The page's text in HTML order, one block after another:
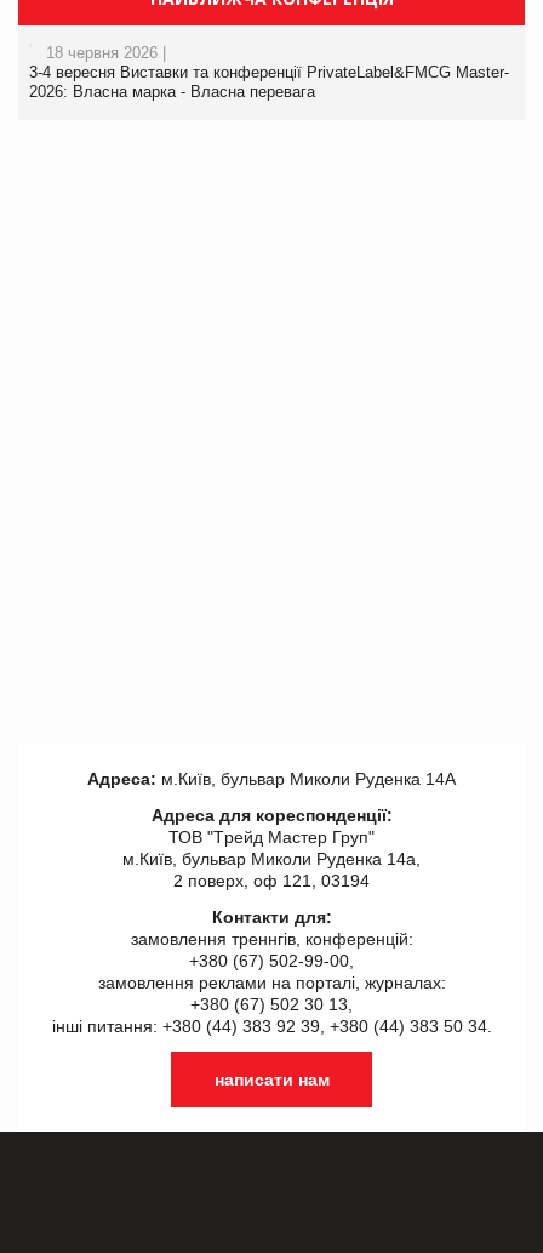
18 червня 2026 |
3-4 вересня Виставки та конференції PrivateLabel&FMCG Master-
2026: Власна марка - Власна перевага
Адреса: м.Київ, бульвар Миколи Руденка 14А
Адреса для кореспонденції:
ТОВ "Tрейд Мастер Груп"
м.Київ, бульвар Миколи Руденка 14а,
2 поверх, оф 121, 03194
Контакти для:
замовлення треннгів, конференцій:
+380 (67) 502-99-00,
замовлення реклами на порталі, журналах:
+380 (67) 502 30 13,
інші питання: +380 (44) 383 92 39, +380 (44) 383 50 34.
написати нам